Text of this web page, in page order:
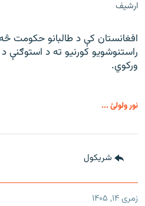
ارشیف
راستنوشویو کورنیو ته د استوګنې
ورکوي.
نور ولولئ ...
شريکول
زمری ۱۴, ۱۴۰۵